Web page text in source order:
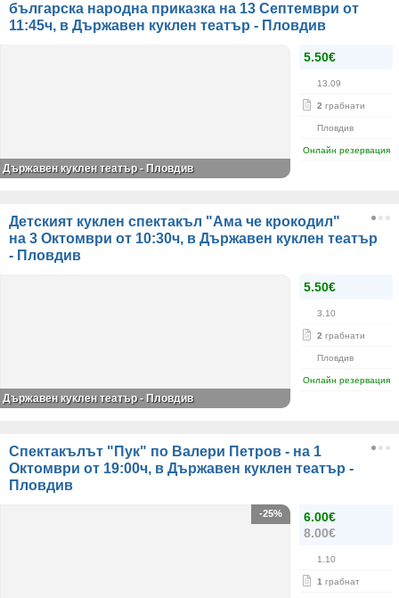
българска народна приказка на 13 Септември от
11:45ч, в Държавен куклен театър - Пловдив
5.50€
13.09
2 грабнати
Пловдив
Онлайн резервация
Държавен куклен театър - Пловдив
Детският куклен спектакъл "Ама че крокодил"
на 3 Октомври от 10:30ч, в Държавен куклен театър
- Пловдив
5.50€
3.10
2 грабнати
Пловдив
Онлайн резервация
Държавен куклен театър - Пловдив
Спектакълът "Пук" по Валери Петров - на 1
Октомври от 19:00ч, в Държавен куклен театър -
Пловдив
6.00€
8.00€
1.10
1 грабнат
-25%